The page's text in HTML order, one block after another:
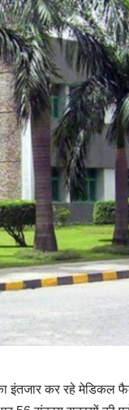
इंतजार कर रहे